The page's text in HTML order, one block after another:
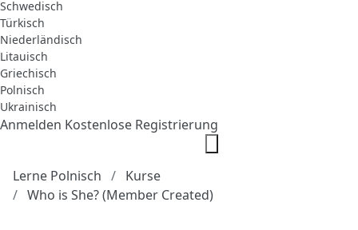
Schwedisch
Türkisch
Niederländisch
Litauisch
Griechisch
Polnisch
Ukrainisch
Anmelden Kostenlose Registrierung
Lerne Polnisch
Kurse
Who is She? (Member Created)